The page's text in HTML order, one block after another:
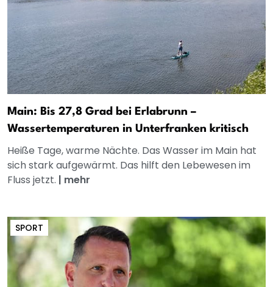
Main: Bis 27,8 Grad bei Erlabrunn –
Wassertemperaturen in Unterfranken kritisch
Heiße Tage, warme Nächte. Das Wasser im Main hat
sich stark aufgewärmt. Das hilft den Lebewesen im
Fluss jetzt. | mehr
SPORT